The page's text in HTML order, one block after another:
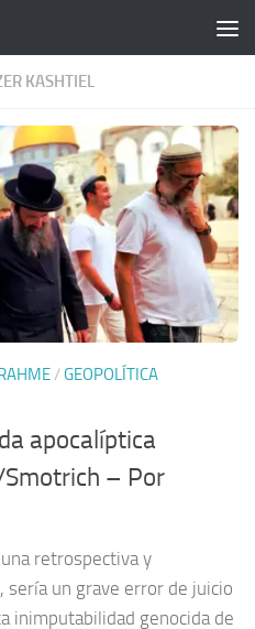
KASHTIEL
/GEOPOLÍTICA
apocalíptica
– Por
retrospectiva y
sería un grave error de juicio
inimputabilidad genocida de